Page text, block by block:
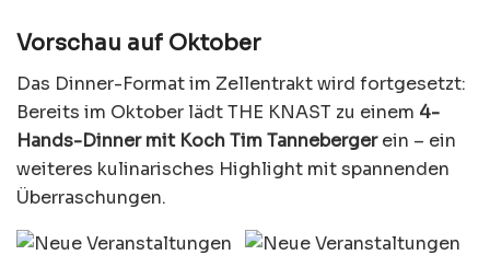
Vorschau auf Oktober
Das Dinner-Format im Zellentrakt wird fortgesetzt:
Bereits im Oktober lädt THE KNAST zu einem 4-
Hands-Dinner mit Koch Tim Tannebergerein – ein
weiteres kulinarisches Highlight mit spannenden
Überraschungen.